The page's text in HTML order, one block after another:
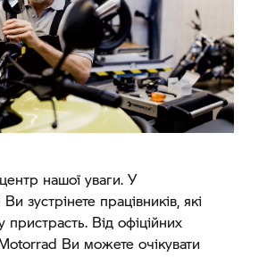
нашої уваги. У
Ви зустрінете працівників, які
пристрасть. Від офіційних
Ви можете очікувати